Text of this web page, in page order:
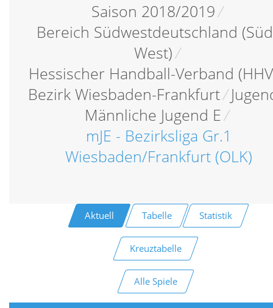
Saison 2018/2019/
Bereich Südwestdeutschland
West)/
Hessischer Handball-Verband
Bezirk Wiesbaden-Frankfurt/
Männliche Jugend E/
mJE - Bezirksliga Gr.1
Wiesbaden/Frankfurt (OLK)
Aktuell Tabelle Statistik
Kreuztabelle
Alle Spiele